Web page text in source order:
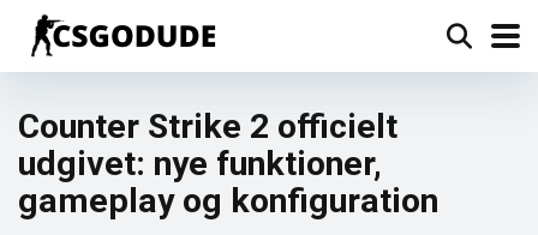
Counter Strike 2 officielt
udgivet: nye funktioner,
gameplay og konfiguration